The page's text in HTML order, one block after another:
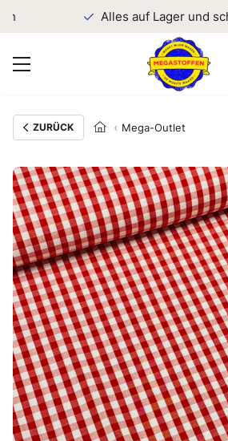
Alles auf Lager und
ZURÜCK Mega-Outlet